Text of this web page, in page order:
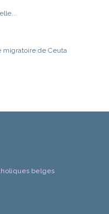
migratoire de Ceuta
belges